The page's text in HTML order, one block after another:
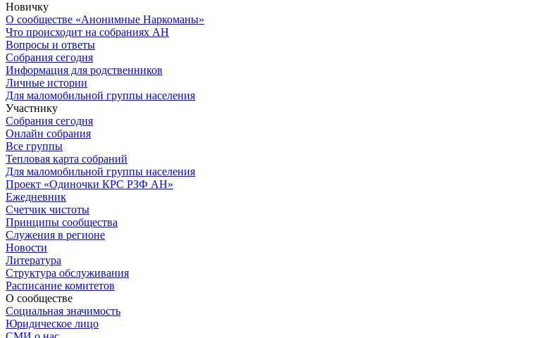
Новичку
О сообществе «Анонимные Наркоманы»
Что происходит на собраниях АН
Вопросы и ответы
Собрания сегодня
Информация для родственников
Личные истории
Для маломобильной группы населения
Участнику
Собрания сегодня
Онлайн собрания
Все группы
Тепловая карта собраний
Для маломобильной группы населения
Проект «Одиночки КРС РЗФ АН»
Ежедневник
Счетчик чистоты
Принципы сообщества
Служения в регионе
Новости
Литература
Структура обслуживания
Расписание комитетов
О сообществе
Социальная значимость
Юридическое лицо